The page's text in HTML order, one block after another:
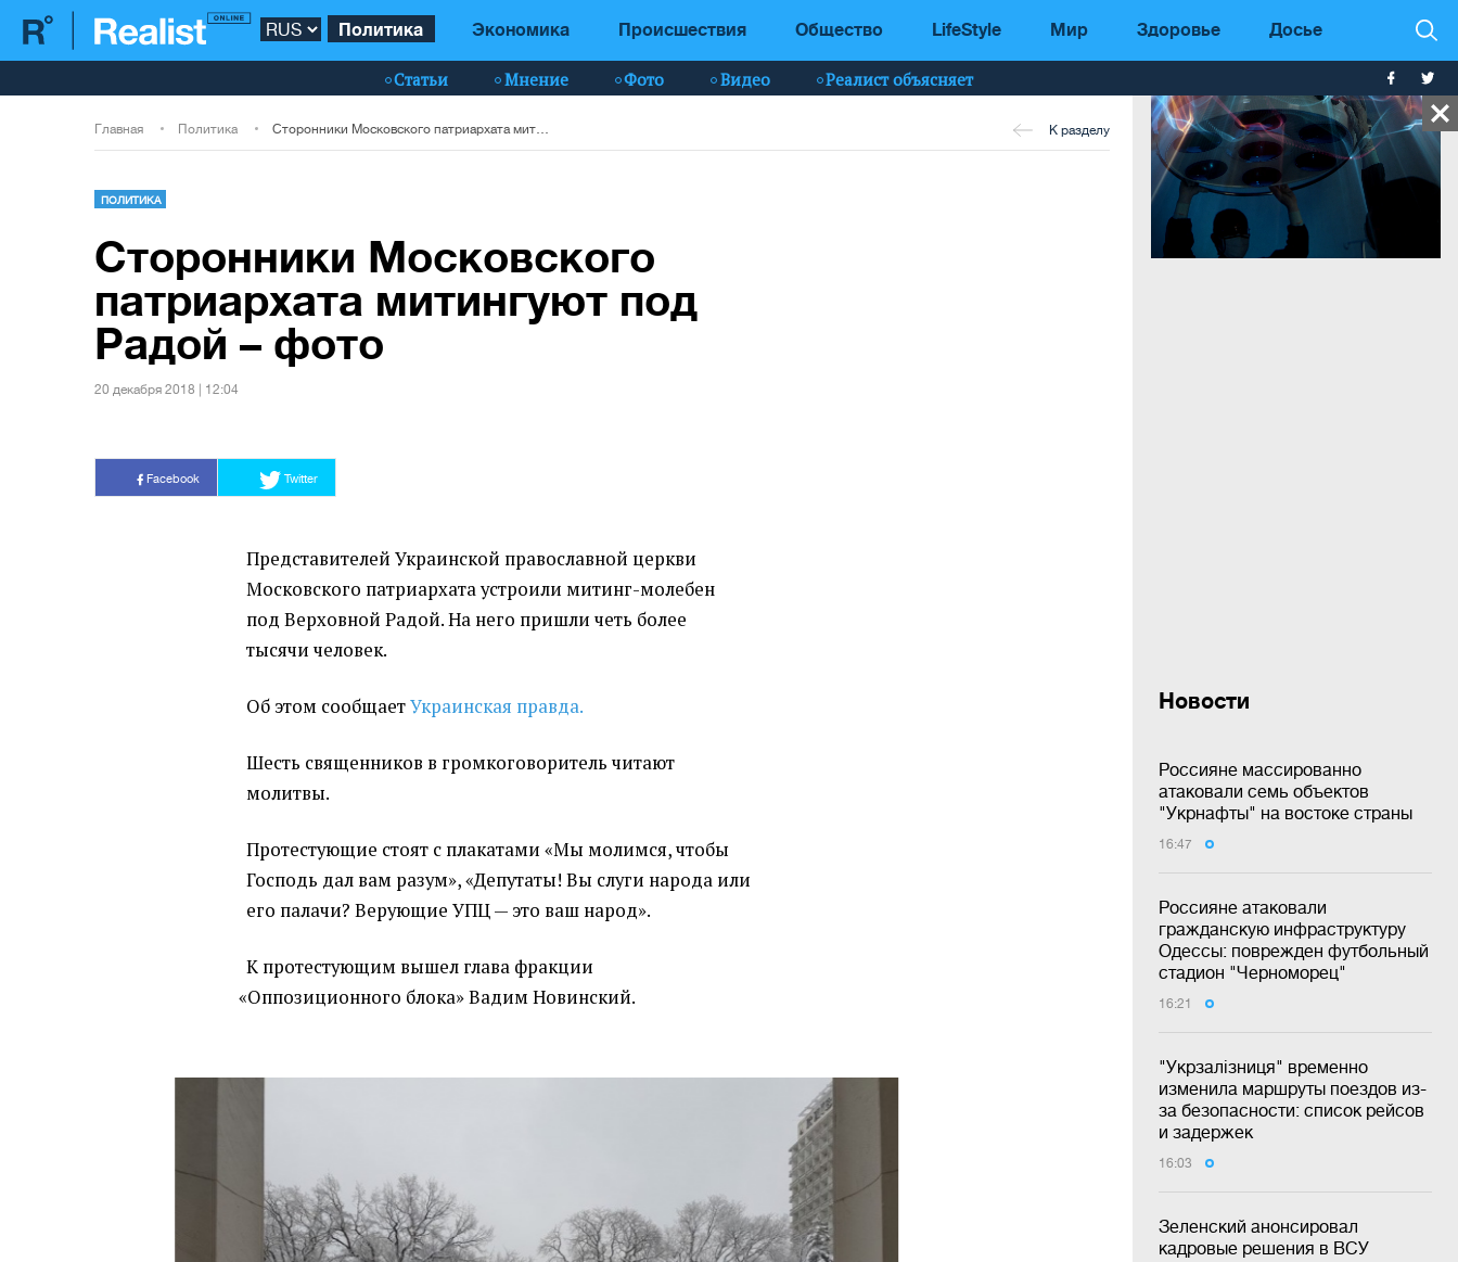
Политика Экономика Происшествия Общество LifeStyle Мир Здоровье Досье
Статьи Мнение Фото Видео Реалист объясняет
Новости
Россияне массированно
атаковали семь объектов
"Укрнафты" на востоке страны
16:47
Россияне атаковали
гражданскую инфраструктуру
Одессы: поврежден футбольный
стадион "Черноморец"
16:21
"Укрзалізниця" временно
изменила маршруты поездов из-
за безопасности: список рейсов
и задержек
16:03
Зеленский анонсировал
кадровые решения в ВСУ
Главная Политика К разделу
ПОЛИТИКА
Сторонники Московского
патриархата митингуют под
Радой – фото
20 декабря 2018 | 12:04
Facebook Twitter
Представителей Украинской православной церкви
Московского патриархата устроили митинг-молебен
под Верховной Радой. На него пришли четь более
тысячи человек.
Об этом сообщаетУкраинская правда.
Шесть священников в громкоговоритель читают
молитвы.
Протестующие стоят с плакатами «Мы молимся, чтобы
Господь дал вам разум», «Депутаты! Вы слуги народа или
его палачи? Верующие УПЦ — это ваш народ».
К протестующим вышел глава фракции
«Оппозиционного блока» Вадим Новинский.